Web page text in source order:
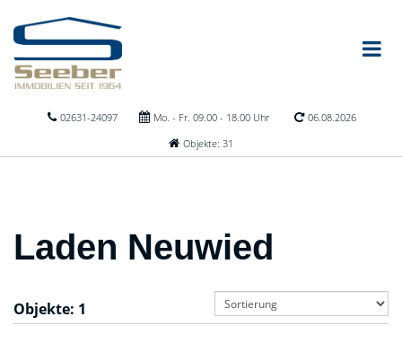
02631-24097 Mo. - Fr. 09.00 - 18.00 Uhr
06.08.2026
Objekte: 31
Laden Neuwied
Objekte: 1